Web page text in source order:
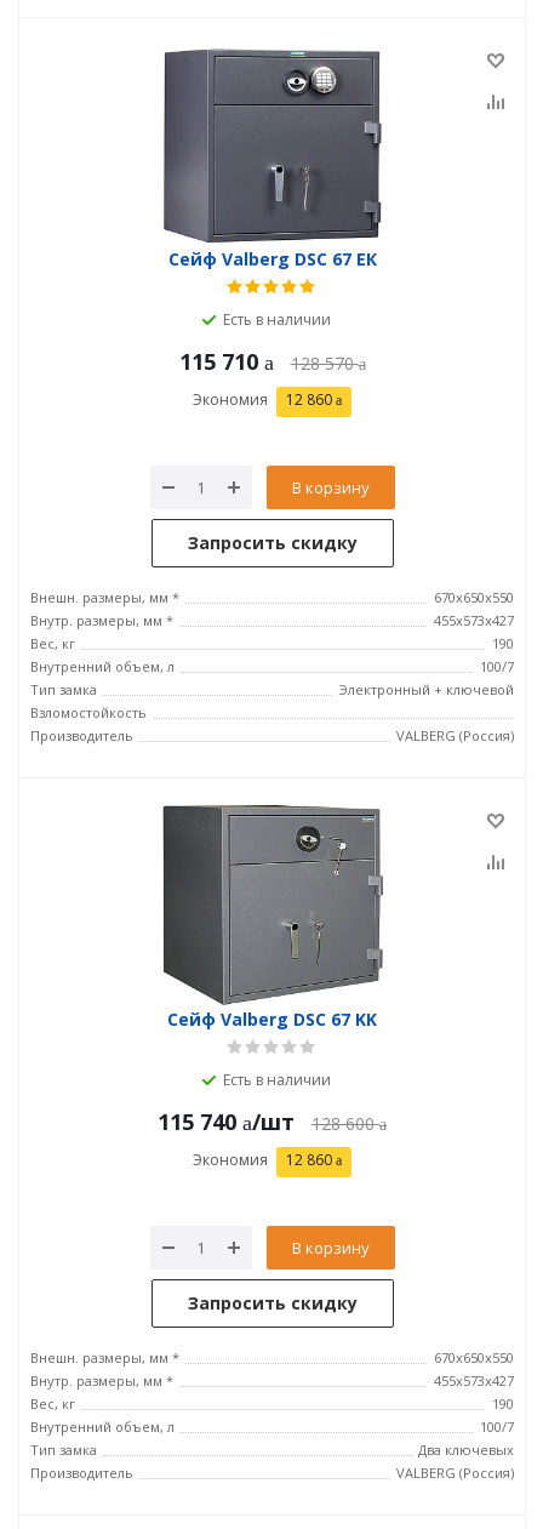
Сейф Valberg DSC 67 ЕК
Есть в наличии
115 710 128 570
Экономия 12 860
В корзину
Запросить скидку
Внешн. размеры, мм *
670х650х550
Внутр. размеры, мм *
455х573х427
Вес, кг
190
Внутренний объем, л
100/7
Тип замка
Электронный + ключевой
Взломостойкость
Производитель
VALBERG (Россия)
Сейф Valberg DSC 67 KK
Есть в наличии
115 740 /шт 128 600
Экономия 12 860
В корзину
Запросить скидку
Внешн. размеры, мм *
670х650х550
Внутр. размеры, мм *
455х573х427
Вес, кг
190
Внутренний объем, л
100/7
Тип замка
Два ключевых
Производитель
VALBERG (Россия)